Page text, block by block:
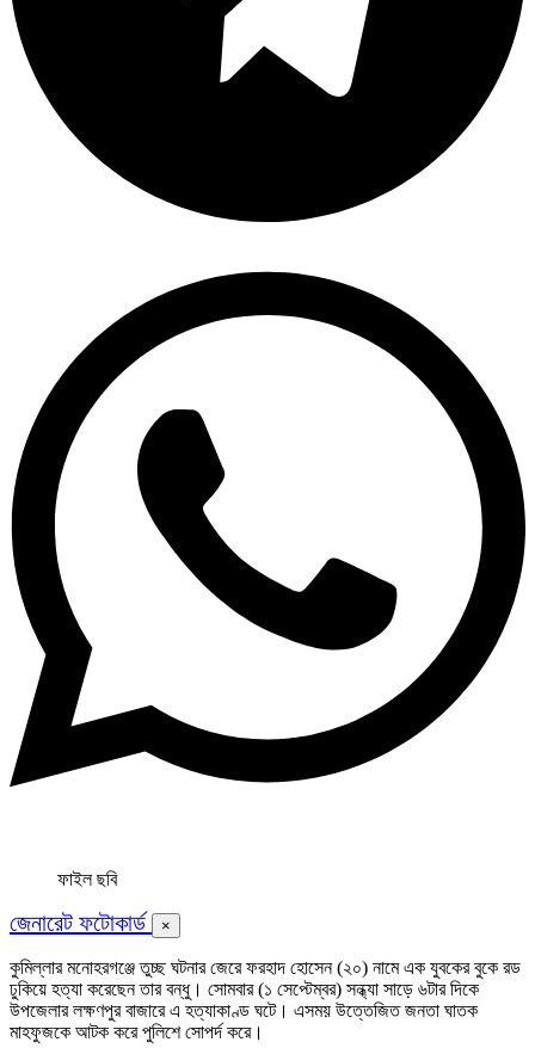
ফাইল ছবি
জেনারেট ফটোকার্ড ×
কুমিল্লার মনোহরগঞ্জে তুচ্ছ ঘটনার জেরে ফরহাদ হোসেন (২০) নামে এক যুবকের বুকে রড
ঢুকিয়ে হত্যা করেছেন তার বন্ধু। সোমবার (১ সেপ্টেম্বর) সন্ধ্যা সাড়ে ৬টার দিকে
উপজেলার লক্ষণপুর বাজারে এ হত্যাকাণ্ড ঘটে। এসময় উত্তেজিত জনতা ঘাতক
মাহফুজকে আটক করে পুলিশে সোপর্দ করে।